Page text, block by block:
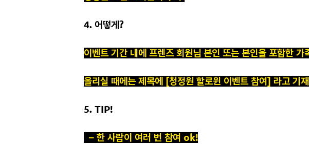
4. 어떻게?
이벤트 기간 내에 프렌즈 회원님 본인 또는 본인을 포함한
올리실 때에는 제목에 [청정원 할로윈 이벤트 참여] 라고 기
5. TIP!
– 한 사람이 여러 번 참여 ok!